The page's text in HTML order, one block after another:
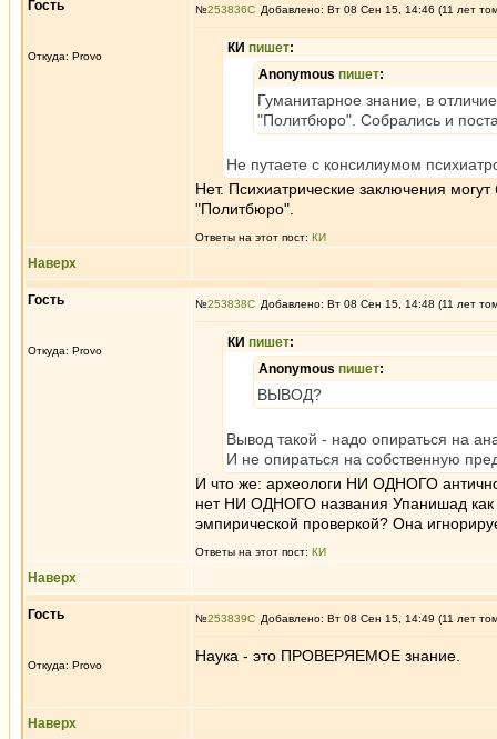
Гость
Откуда: Provo
№253836 Добавлено: Вт 08 Сен 15, 14:46 (11 лет
КИ пишет:
Anonymous пишет:
Гуманитарное знание, в
"Политбюро". Собрались и
Не путаете с консилиумом
Нет. Психиатрические заключения
"Политбюро".
Ответы на этот пост: КИ
Наверх
Гость
Откуда: Provo
№253838 Добавлено: Вт 08 Сен 15, 14:48 (11 лет
КИ пишет:
Anonymous пишет:
ВЫВОД?
Вывод такой - надо опираться на
И не опираться на собственную
И что же: археологи НИ ОДНОГО
нет НИ ОДНОГО названия Упанишад как
эмпирической проверкой? Она
Ответы на этот пост: КИ
Наверх
Гость
Откуда: Provo
№253839 Добавлено: Вт 08 Сен 15, 14:49 (11 лет
Наука - это ПРОВЕРЯЕМОЕ знание.
Наверх